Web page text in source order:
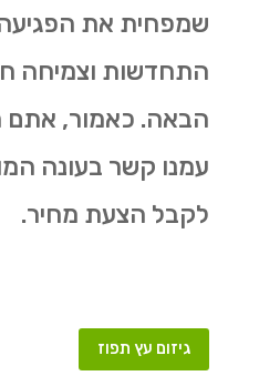
שמפחית את
התחדשות וצמיחה
הבאה. כאמור, אתם
עמנו קשר בעונה
לקבל הצעת מחיר.
גיזום עץ תפוז